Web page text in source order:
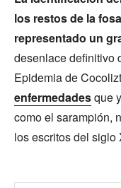
los restos de la
representado un
desenlace definitivo
Epidemia de
enfermedadesque
como el sarampión,
los escritos del siglo